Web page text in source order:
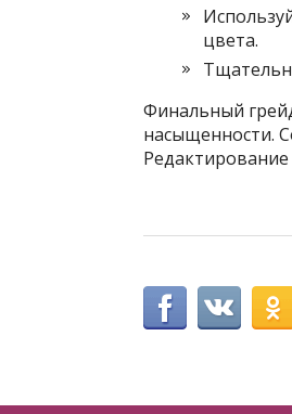
цвета.
Финальный
насыщенности.